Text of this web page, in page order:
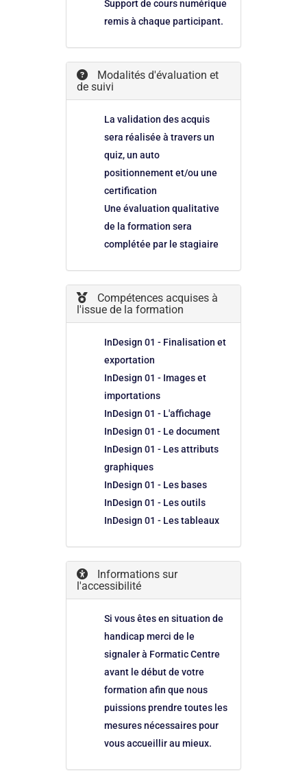
Support de cours numérique
remis à chaque participant.
Modalités d'évaluation et
de suivi
La validation des acquis
sera réalisée à travers un
quiz, un auto
positionnement et/ou une
certification
Une évaluation qualitative
de la formation sera
complétée par le stagiaire
Compétences acquises à
l'issue de la formation
InDesign 01 - Finalisation et
exportation
InDesign 01 - Images et
importations
InDesign 01 - L'affichage
InDesign 01 - Le document
InDesign 01 - Les attributs
graphiques
InDesign 01 - Les bases
InDesign 01 - Les outils
InDesign 01 - Les tableaux
Informations sur
l'accessibilité
Si vous êtes en situation de
handicap merci de le
signaler à Formatic Centre
avant le début de votre
formation afin que nous
puissions prendre toutes les
mesures nécessaires pour
vous accueillir au mieux.